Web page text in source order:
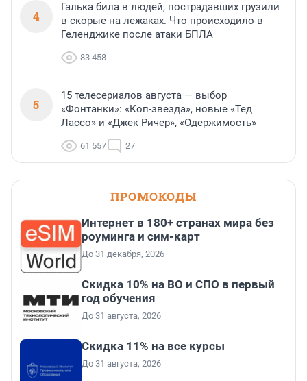
4
Галька била в людей, пострадавших грузили
в скорые на лежаках. Что происходило в
Геленджике после атаки БПЛА
83 458
5
15 телесериалов августа — выбор
«Фонтанки»: «Коп-звезда», новые «Тед
Лассо» и «Джек Ричер», «Одержимость»
61 557 27
ПРОМОКОДЫ
Интернет в 180+ странах мира без
роуминга и сим-карт
До 31 декабря, 2026
Скидка 10% на ВО и СПО в первый
год обучения
До 31 августа, 2026
Скидка 11% на все курсы
До 31 августа, 2026